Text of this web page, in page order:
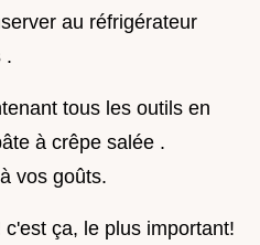
au réfrigérateur
.
tous les outils en
à crêpe salée .
vos goûts.
ça, le plus important!